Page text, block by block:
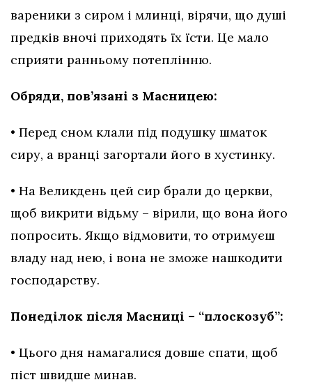
вареники з сиром і млинці, вірячи, що душі
предків вночі приходять їх їсти. Це мало
сприяти ранньому потеплінню.
Обряди, пов’язані з Масницею:
• Перед сном клали під подушку шматок
сиру, а вранці загортали його в хустинку.
• На Великдень цей сир брали до церкви,
щоб викрити відьму – вірили, що вона його
попросить. Якщо відмовити, то отримуєш
владу над нею, і вона не зможе нашкодити
господарству.
Понеділок після Масниці – “плоскозуб”:
• Цього дня намагалися довше спати, щоб
піст швидше минав.